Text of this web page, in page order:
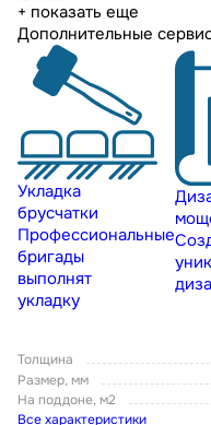
+ показать еще
Дополнительные
Укладка
брусчатки
Профессиональные
бригады
выполнят
укладку
Толщина
Размер, мм
На поддоне, м2
Все характеристики